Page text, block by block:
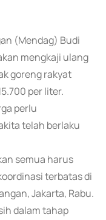
(Mendag) Budi
mengkaji ulang
goreng rakyat
per liter.
perlu
telah berlaku
semua harus
terbatas di
Jakarta, Rabu.
dalam tahap